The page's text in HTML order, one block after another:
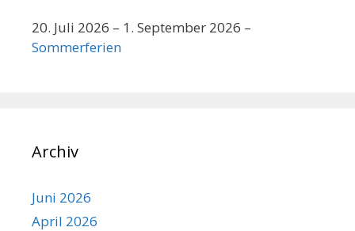
20. Juli 2026 – 1. September 2026 –
Sommerferien
Archiv
Juni 2026
April 2026